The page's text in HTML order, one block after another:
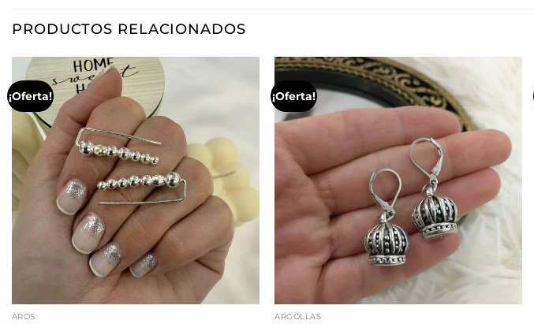
PRODUCTOS RELACIONADOS
¡Oferta!
AROS
¡Oferta!
ARGOLLAS